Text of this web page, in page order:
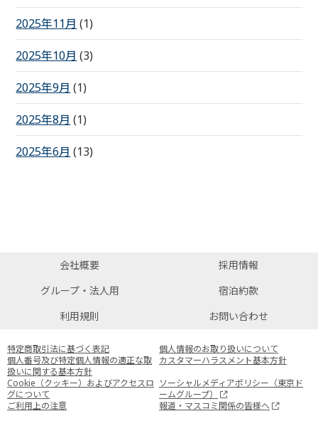
2025年11月 (1)
2025年10月 (3)
2025年9月 (1)
2025年8月 (1)
2025年6月 (13)
会社概要
採用情報
グループ・法人用
宿泊約款
利用規則
お問い合わせ
特定商取引法に基づく表記
個人情報のお取り扱いについて
個人番号及び特定個人情報の適正な取
扱いに関する基本方針
カスタマーハラスメント基本方針
Cookie（クッキー）およびアクセスロ
グについて
ソーシャルメディアポリシー（東京ド
ームグループ）
ご利用上の注意
報道・マスコミ関係の皆様へ